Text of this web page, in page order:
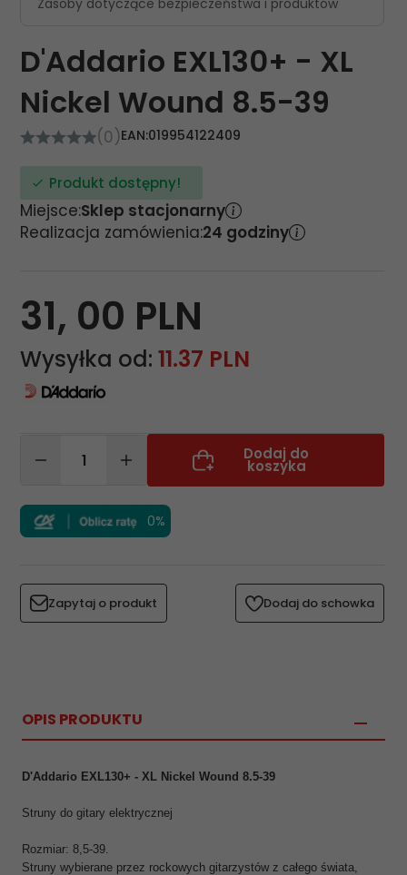
Zasoby dotyczące bezpieczeństwa i produktów
D'Addario EXL130+ - XL
Nickel Wound 8.5-39
(0)EAN:019954122409
Produkt dostępny!
Miejsce:Sklep stacjonarny
Realizacja zamówienia:24 godziny
31, 00 PLN
Wysyłka od: 11.37 PLN
Dodaj do
koszyka
0%
Zapytaj o produkt Dodaj do schowka
OPIS PRODUKTU
D'Addario EXL130+ - XL Nickel Wound 8.5-39
Struny do gitary elektrycznej
Rozmiar: 8,5-39.
Struny wybierane przez rockowych gitarzystów z całego świata,